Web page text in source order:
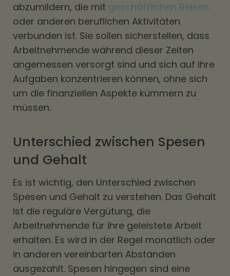
abzumildern, die mit geschäftlichen Reisen
oder anderen beruflichen Aktivitäten
verbunden ist. Sie sollen sicherstellen, dass
Arbeitnehmende während dieser Zeiten
angemessen versorgt sind und sich auf ihre
Aufgaben konzentrieren können, ohne sich
um die finanziellen Aspekte kümmern zu
müssen.
Unterschied zwischen Spesen
und Gehalt
Es ist wichtig, den Unterschied zwischen
Spesen und Gehalt zu verstehen. Das Gehalt
ist die reguläre Vergütung, die
Arbeitnehmende für ihre geleistete Arbeit
erhalten. Es wird in der Regel monatlich oder
in anderen vereinbarten Abständen
ausgezahlt. Spesen hingegen sind eine